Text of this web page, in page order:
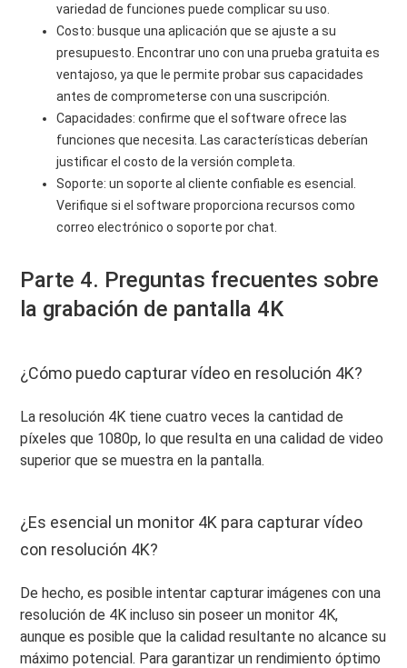
variedad de funciones puede complicar su uso.
Costo: busque una aplicación que se ajuste a su
presupuesto. Encontrar uno con una prueba gratuita es
ventajoso, ya que le permite probar sus capacidades
antes de comprometerse con una suscripción.
Capacidades: confirme que el software ofrece las
funciones que necesita. Las características deberían
justificar el costo de la versión completa.
Soporte: un soporte al cliente confiable es esencial.
Verifique si el software proporciona recursos como
correo electrónico o soporte por chat.
Parte 4. Preguntas frecuentes sobre
la grabación de pantalla 4K
¿Cómo puedo capturar vídeo en resolución 4K?
La resolución 4K tiene cuatro veces la cantidad de
píxeles que 1080p, lo que resulta en una calidad de video
superior que se muestra en la pantalla.
¿Es esencial un monitor 4K para capturar vídeo
con resolución 4K?
De hecho, es posible intentar capturar imágenes con una
resolución de 4K incluso sin poseer un monitor 4K,
aunque es posible que la calidad resultante no alcance su
máximo potencial. Para garantizar un rendimiento óptimo